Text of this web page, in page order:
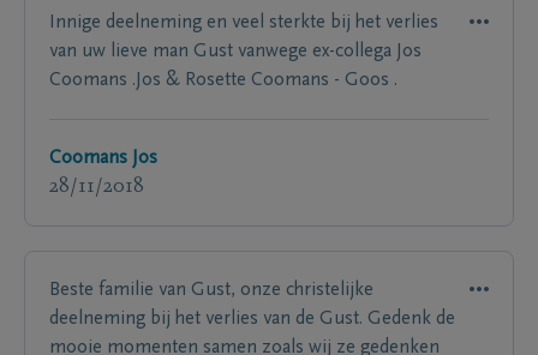
Innige deelneming en veel sterkte bij het verlies
van uw lieve man Gust vanwege ex-collega Jos
Coomans .Jos & Rosette Coomans - Goos .
Coomans Jos
28/11/2018
Beste familie van Gust, onze christelijke
deelneming bij het verlies van de Gust. Gedenk de
mooie momenten samen zoals wij ze gedenken